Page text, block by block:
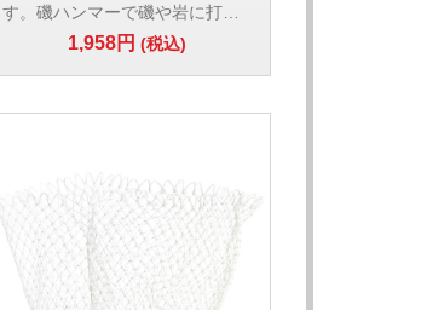
す。磯ハンマーで磯や岩に打ち
込んで使用します。線径:1．
2cmのステンレス製わっか:1・2
段 φ3cm 線径5mm
磯釣 底物釣 石鯛釣
1,958円 (税込)